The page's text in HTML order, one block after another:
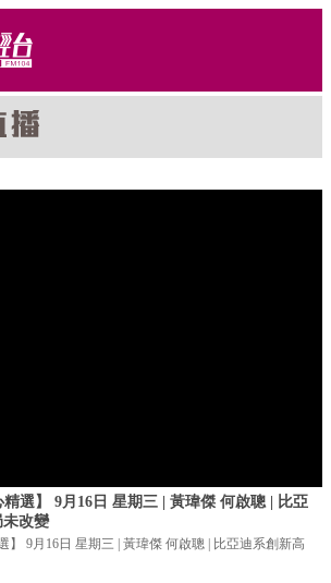
精選】 9月16日 星期三 | 黃瑋傑 何啟聰 | 比亞
改變
】 9月16日 星期三 | 黃瑋傑 何啟聰 | 比亞迪系創新高